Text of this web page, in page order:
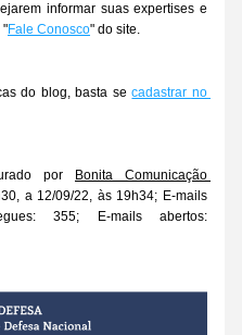
informar suas expertises e
"Fale Conosco" do site.
do blog, basta se cadastrar no
por
Bonita Comunicação
a 12/09/22, às 19h34; E-mails
355; E-mails abertos: